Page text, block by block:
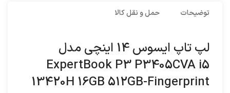
توضیحات حمل و نقل کالا
لپ تاپ ایسوس 14 اینچی مدل
ExpertBook P3 P3405CVA i5
13420H 16GB 512GB-Fingerprint